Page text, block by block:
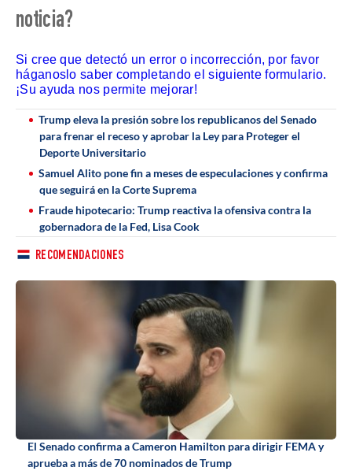
noticia?
Si cree que detectó un error o incorrección, por favor
háganoslo saber completando el siguiente formulario.
¡Su ayuda nos permite mejorar!
Trump eleva la presión sobre los republicanos del Senado
para frenar el receso y aprobar la Ley para Proteger el
Deporte Universitario
Samuel Alito pone fin a meses de especulaciones y confirma
que seguirá en la Corte Suprema
Fraude hipotecario: Trump reactiva la ofensiva contra la
gobernadora de la Fed, Lisa Cook
RECOMENDACIONES
El Senado confirma a Cameron Hamilton para dirigir FEMA y
aprueba a más de 70 nominados de Trump